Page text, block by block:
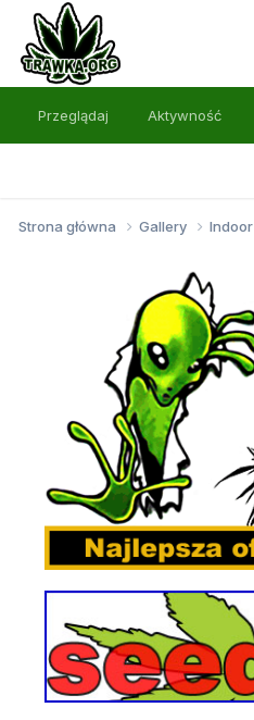
Przeglądaj Aktywność
Strona główna Gallery Indoor